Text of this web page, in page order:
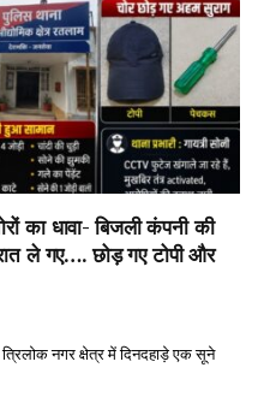
का धावा- बिजली कंपनी की
ले गए…. छोड़ गए टोपी और
नगर क्षेत्र में दिनदहाड़े एक सूने